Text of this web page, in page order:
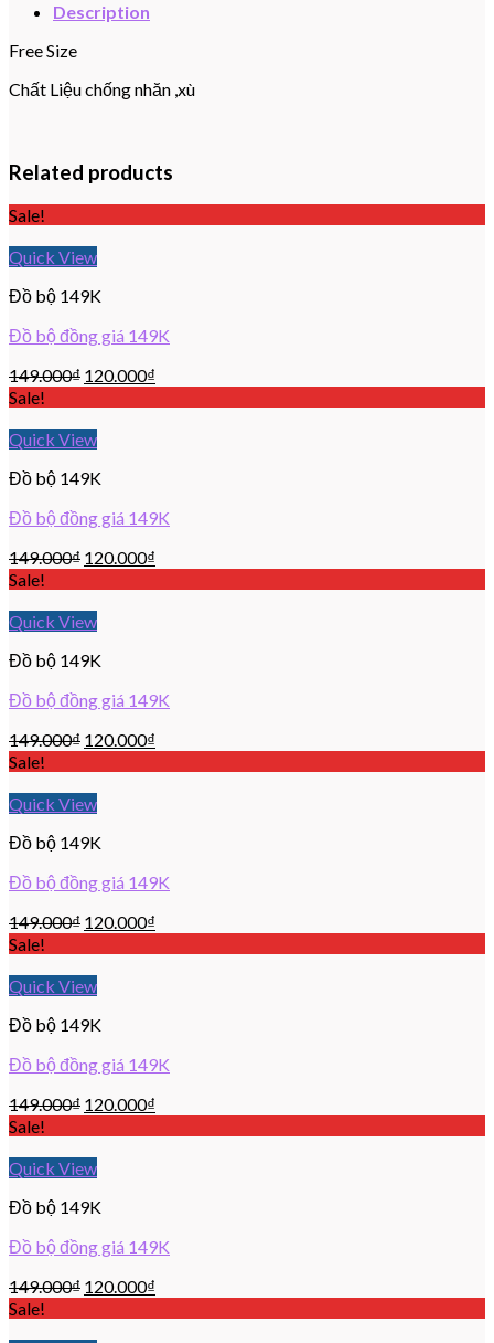
Description
Free Size
Chất Liệu chống nhăn ,xù
Related products
Sale!
Quick View
Đồ bộ 149K
Đồ bộ đồng giá 149K
149.000₫ 120.000₫
Sale!
Quick View
Đồ bộ 149K
Đồ bộ đồng giá 149K
149.000₫ 120.000₫
Sale!
Quick View
Đồ bộ 149K
Đồ bộ đồng giá 149K
149.000₫ 120.000₫
Sale!
Quick View
Đồ bộ 149K
Đồ bộ đồng giá 149K
149.000₫ 120.000₫
Sale!
Quick View
Đồ bộ 149K
Đồ bộ đồng giá 149K
149.000₫ 120.000₫
Sale!
Quick View
Đồ bộ 149K
Đồ bộ đồng giá 149K
149.000₫ 120.000₫
Sale!